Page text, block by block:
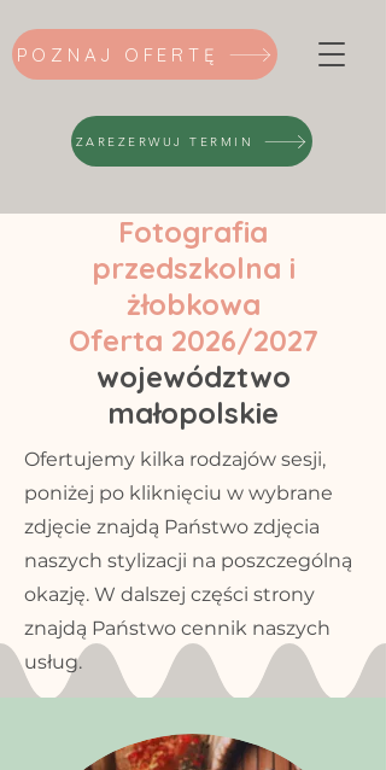
POZNAJ OFERTĘ
ZAREZERWUJ TERMIN
Fotografia
przedszkolna i
żłobkowa
Oferta 2026/2027
województwo
małopolskie
Ofertujemy kilka rodzajów sesji,
poniżej po kliknięciu w wybrane
zdjęcie znajdą Państwo zdjęcia
naszych stylizacji na poszczególną
okazję. W dalszej części strony
znajdą Państwo cennik naszych
usług.